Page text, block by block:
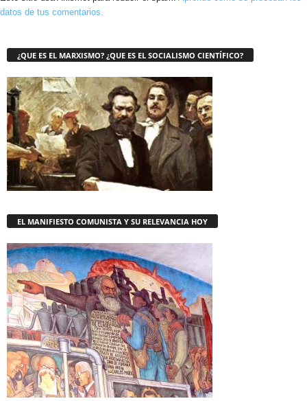
datos de tus comentarios.
¿QUE ES EL MARXISMO? ¿QUE ES EL SOCIALISMO CIENTÍFICO?
EL MANIFIESTO COMUNISTA Y SU RELEVANCIA HOY